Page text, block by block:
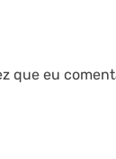
que eu